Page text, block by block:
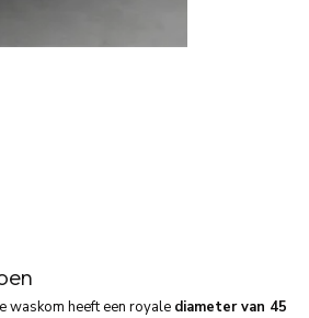
waskom heeft een royale diameter van 45